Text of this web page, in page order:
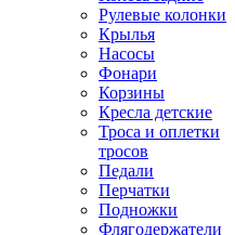
Рулевые колонки
Крылья
Насосы
Фонари
Корзины
Кресла детские
Троса и оплетки
тросов
Педали
Перчатки
Подножки
Флягодержатели